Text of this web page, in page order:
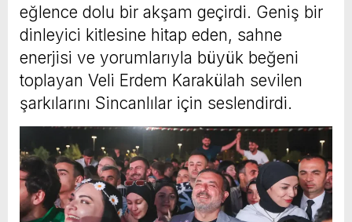
eğlence dolu bir akşam geçirdi. Geniş bir
dinleyici kitlesine hitap eden, sahne
enerjisi ve yorumlarıyla büyük beğeni
toplayan Veli Erdem Karakülah sevilen
şarkılarını Sincanlılar için seslendirdi.